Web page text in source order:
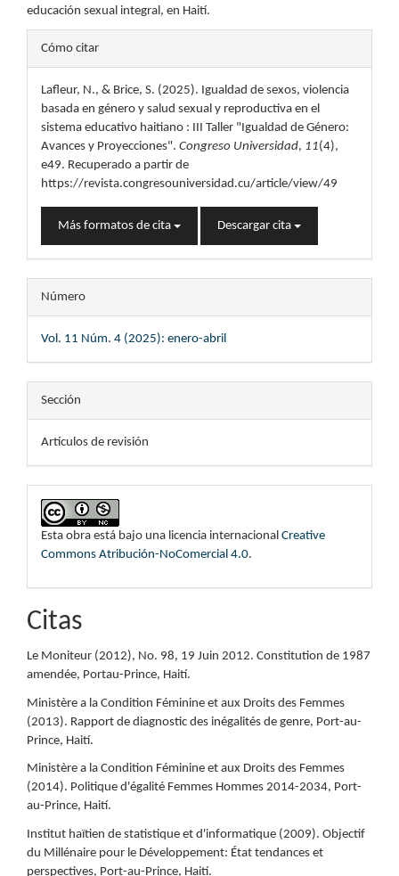
educación sexual integral, en Haití.
Detalles
del
artículo
Cómo citar
Lafleur, N., & Brice, S. (2025). Igualdad de sexos, violencia
basada en género y salud sexual y reproductiva en el
sistema educativo haitiano : III Taller "Igualdad de Género:
Avances y Proyecciones". Congreso Universidad, 11(4),
e49. Recuperado a partir de
https://revista.congresouniversidad.cu/article/view/49
Más formatos de cita Descargar cita
Número
Vol. 11 Núm. 4 (2025): enero-abril
Sección
Artículos de revisión
Esta obra está bajo una licencia internacional Creative
Commons Atribución-NoComercial 4.0.
Citas
Le Moniteur (2012), No. 98, 19 Juin 2012. Constitution de 1987
amendée, Portau-Prince, Haití.
Ministère a la Condition Féminine et aux Droits des Femmes
(2013). Rapport de diagnostic des inégalités de genre, Port-au-
Prince, Haití.
Ministère a la Condition Féminine et aux Droits des Femmes
(2014). Politique d'égalité Femmes Hommes 2014-2034, Port-
au-Prince, Haití.
Institut haïtien de statistique et d'informatique (2009). Objectif
du Millénaire pour le Développement: État tendances et
perspectives, Port-au-Prince, Haití.